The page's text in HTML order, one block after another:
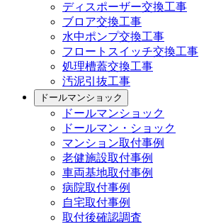
ディスポーザー交換工事
ブロア交換工事
水中ポンプ交換工事
フロートスイッチ交換工事
処理槽蓋交換工事
汚泥引抜工事
ドールマンショック
ドールマンショック
ドールマン・ショック
マンション取付事例
老健施設取付事例
車両基地取付事例
病院取付事例
自宅取付事例
取付後確認調査